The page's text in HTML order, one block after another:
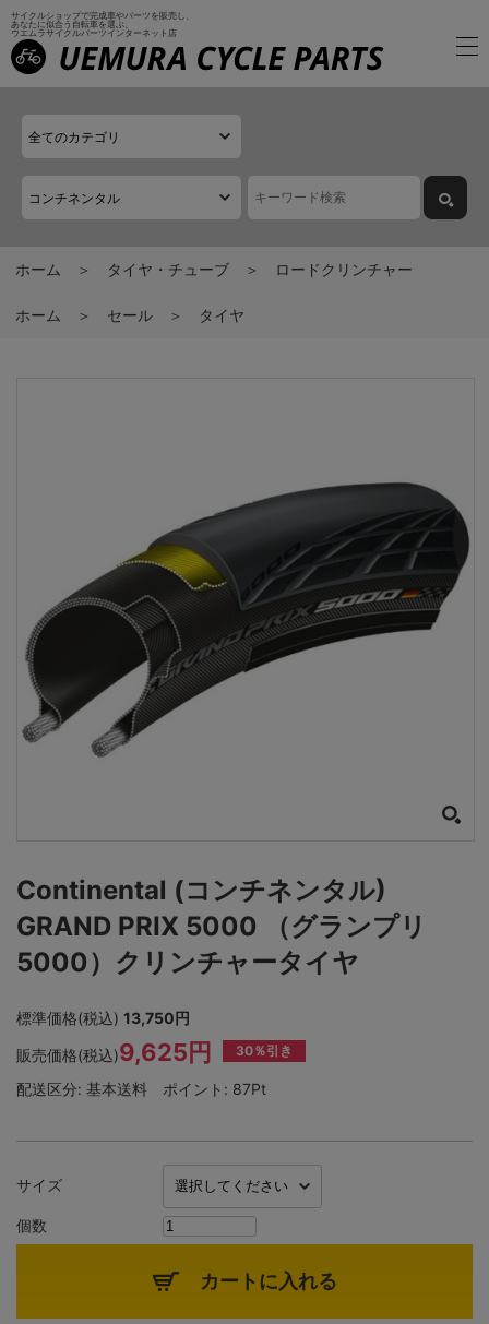
サイクルショップで完成車やパーツを販売し、
あなたに似合う自転車を選ぶ、
ウエムラサイクルパーツインターネット店
ホーム タイヤ・チューブ ロードクリンチャー
ホーム セール タイヤ
Continental (コンチネンタル)
GRAND PRIX 5000 （グランプリ
5000）クリンチャータイヤ
標準価格(税込) 13,750円
販売価格(税込)9,625円 30％引き
配送区分: 基本送料 ポイント: 87Pt
サイズ
個数
カートに入れる